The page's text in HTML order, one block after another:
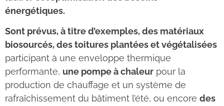
énergétiques.
Sont prévus, à titre d’exemples, des matériaux
biosourcés, des toitures plantées et végétalisées
participant à une enveloppe thermique
performante, une pompe à chaleur pour la
production de chauffage et un système de
rafraîchissement du bâtiment l’été, ou encore des